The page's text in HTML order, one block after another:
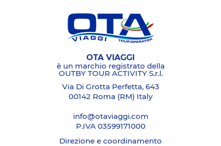
OTA VIAGGI
è un marchio registrato della
OUTBY TOUR ACTIVITY S.r.l.
Via Di Grotta Perfetta, 643
00142 Roma (RM) Italy
info@otaviaggi.com
P.IVA 03599171000
Direzione e coordinamento